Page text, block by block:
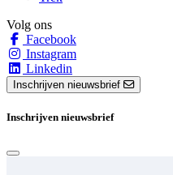
Volg ons
Facebook
Instagram
Linkedin
Inschrijven nieuwsbrief
Inschrijven nieuwsbrief